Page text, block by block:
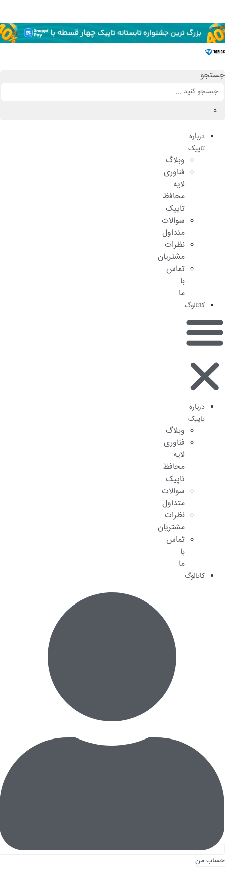
محتوا
جستجو
درباره
تاپیک
وبلاگ
فناوری
لایه
محافظ
تاپیک
سوالات
متداول
نظرات
مشتریان
تماس
با
ما
کاتالوگ
درباره
تاپیک
وبلاگ
فناوری
لایه
محافظ
تاپیک
سوالات
متداول
نظرات
مشتریان
تماس
با
ما
کاتالوگ
حساب من